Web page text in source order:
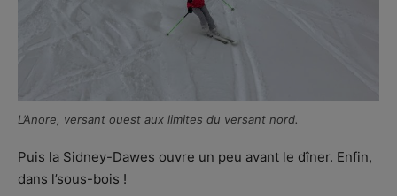
L’Anore, versant ouest aux limites du versant nord.
Puis la Sidney-Dawes ouvre un peu avant le dîner. Enfin,
dans l’sous-bois !